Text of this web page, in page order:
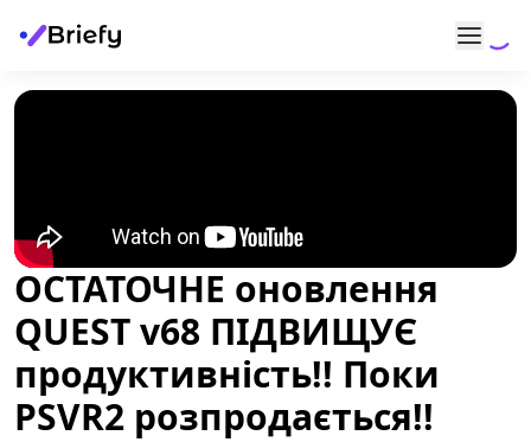
ОСТАТОЧНЕ оновлення
QUEST v68 ПІДВИЩУЄ
продуктивність!! Поки
PSVR2 розпродається!!